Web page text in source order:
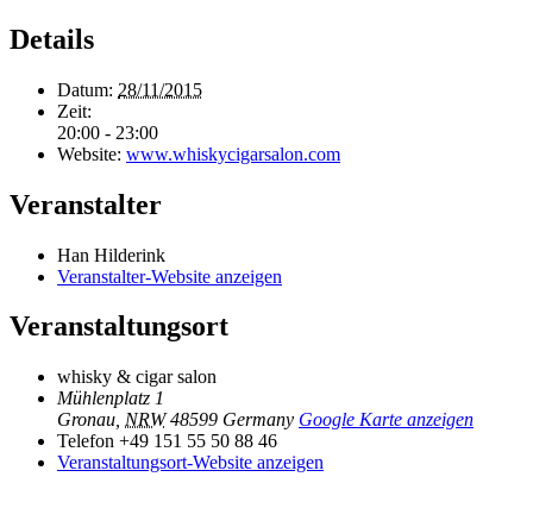
Details
Datum: 28/11/2015
Zeit:
20:00 - 23:00
Website: www.whiskycigarsalon.com
Veranstalter
Han Hilderink
Veranstalter-Website anzeigen
Veranstaltungsort
whisky & cigar salon
Mühlenplatz 1
Gronau NRW 48599 Germany Google Karte anzeigen
Telefon +49 151 55 50 88 46
Veranstaltungsort-Website anzeigen